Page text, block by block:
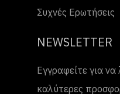
Συχνές Ερωτήσεις
NEWSLETTER
Εγγραφείτε για να
καλύτερες